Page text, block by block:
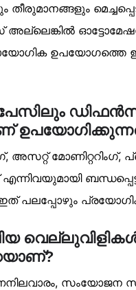
അല്ലെങ്കിൽ
ഉപയോഗത്തെ
അസറ്റ് മോണിറ്ററിംഗ്,
പലപ്പോഴും
സംയോജന